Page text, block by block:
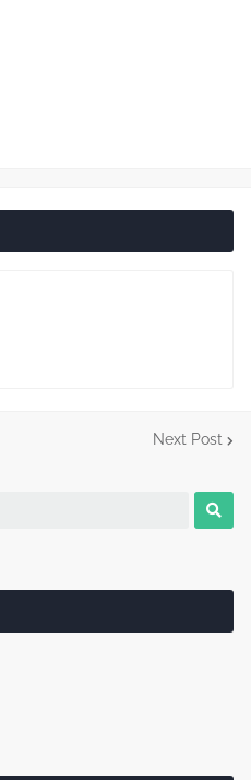
Next Post